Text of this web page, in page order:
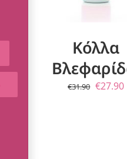
Κόλλα
€31.90 Original
€27.90Η